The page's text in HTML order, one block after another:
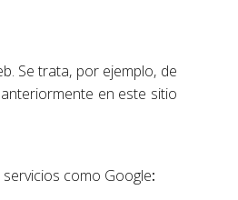
Se trata, por ejemplo, de
en este sitio
como Google: